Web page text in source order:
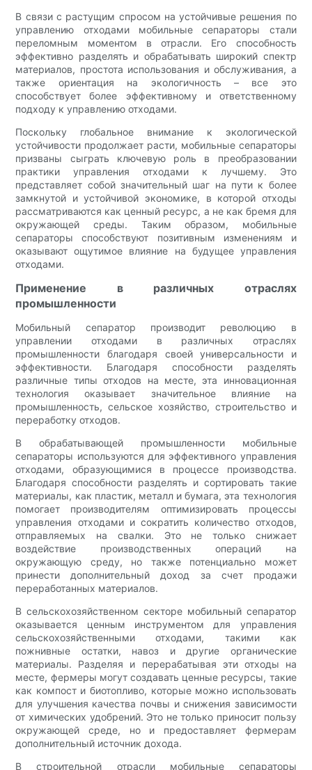
В связи с растущим спросом на устойчивые решения по
управлению отходами мобильные сепараторы стали
переломным моментом в отрасли. Его способность
эффективно разделять и обрабатывать широкий спектр
материалов, простота использования и обслуживания, а
также ориентация на экологичность – все это
способствует более эффективному и ответственному
подходу к управлению отходами.
Поскольку глобальное внимание к экологической
устойчивости продолжает расти, мобильные сепараторы
призваны сыграть ключевую роль в преобразовании
практики управления отходами к лучшему. Это
представляет собой значительный шаг на пути к более
замкнутой и устойчивой экономике, в которой отходы
рассматриваются как ценный ресурс, а не как бремя для
окружающей среды. Таким образом, мобильные
сепараторы способствуют позитивным изменениям и
оказывают ощутимое влияние на будущее управления
отходами.
Применение в различных отраслях
промышленности
Мобильный сепаратор производит революцию в
управлении отходами в различных отраслях
промышленности благодаря своей универсальности и
эффективности. Благодаря способности разделять
различные типы отходов на месте, эта инновационная
технология оказывает значительное влияние на
промышленность, сельское хозяйство, строительство и
переработку отходов.
В обрабатывающей промышленности мобильные
сепараторы используются для эффективного управления
отходами, образующимися в процессе производства.
Благодаря способности разделять и сортировать такие
материалы, как пластик, металл и бумага, эта технология
помогает производителям оптимизировать процессы
управления отходами и сократить количество отходов,
отправляемых на свалки. Это не только снижает
воздействие производственных операций на
окружающую среду, но также потенциально может
принести дополнительный доход за счет продажи
переработанных материалов.
В сельскохозяйственном секторе мобильный сепаратор
оказывается ценным инструментом для управления
сельскохозяйственными отходами, такими как
пожнивные остатки, навоз и другие органические
материалы. Разделяя и перерабатывая эти отходы на
месте, фермеры могут создавать ценные ресурсы, такие
как компост и биотопливо, которые можно использовать
для улучшения качества почвы и снижения зависимости
от химических удобрений. Это не только приносит пользу
окружающей среде, но и предоставляет фермерам
дополнительный источник дохода.
В строительной отрасли мобильные сепараторы